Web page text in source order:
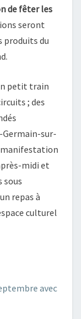
de fêter les
seront
produits du
petit train
; des
Germain-sur-
manifestation
midi et
sous
repas à
culturel
avec